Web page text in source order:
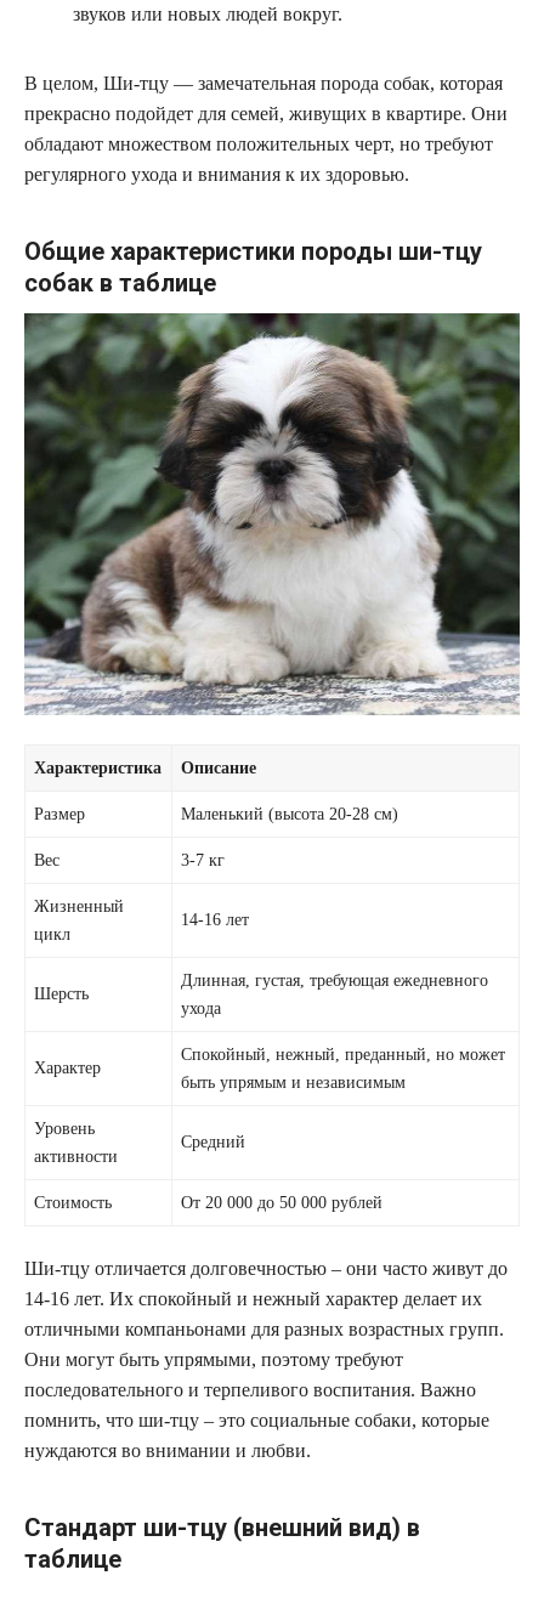
звуков или новых людей вокруг.
В целом, Ши-тцу — замечательная порода собак, которая
прекрасно подойдет для семей, живущих в квартире. Они
обладают множеством положительных черт, но требуют
регулярного ухода и внимания к их здоровью.
Общие характеристики породы ши-тцу
собак в таблице
Характеристика Описание
Размер Маленький (высота 20-28 см)
Вес 3-7 кг
Жизненный
цикл
14-16 лет
Шерсть
Длинная, густая, требующая ежедневного
ухода
Характер
Спокойный, нежный, преданный, но может
быть упрямым и независимым
Уровень
активности
Средний
Стоимость От 20 000 до 50 000 рублей
Ши-тцу отличается долговечностью – они часто живут до
14-16 лет. Их спокойный и нежный характер делает их
отличными компаньонами для разных возрастных групп.
Они могут быть упрямыми, поэтому требуют
последовательного и терпеливого воспитания. Важно
помнить, что ши-тцу – это социальные собаки, которые
нуждаются во внимании и любви.
Стандарт ши-тцу (внешний вид) в
таблице